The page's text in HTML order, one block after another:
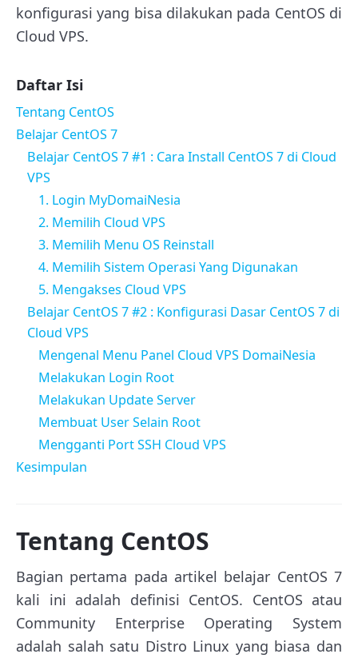
konfigurasi yang bisa dilakukan pada CentOS di
Cloud VPS.
Daftar Isi
Tentang CentOS
Belajar CentOS 7
Belajar CentOS 7 #1 : Cara Install CentOS 7 di Cloud
VPS
1. Login MyDomaiNesia
2. Memilih Cloud VPS
3. Memilih Menu OS Reinstall
4. Memilih Sistem Operasi Yang Digunakan
5. Mengakses Cloud VPS
Belajar CentOS 7 #2 : Konfigurasi Dasar CentOS 7 di
Cloud VPS
Mengenal Menu Panel Cloud VPS DomaiNesia
Melakukan Login Root
Melakukan Update Server
Membuat User Selain Root
Mengganti Port SSH Cloud VPS
Kesimpulan
Tentang CentOS
Bagian pertama pada artikel belajar CentOS 7
kali ini adalah definisi CentOS. CentOS atau
Community Enterprise Operating System
adalah salah satu Distro Linux yang biasa dan